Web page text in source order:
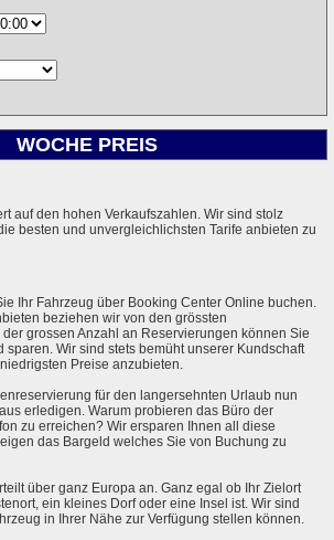
WOCHE PREIS
auf den hohen Verkaufszahlen. Wir sind stolz
besten und unvergleichlichsten Tarife anbieten zu
Ihr Fahrzeug über Booking Center Online buchen.
beziehen wir von den grössten
grossen Anzahl an Reservierungen können Sie
sparen. Wir sind stets bemüht unserer Kundschaft
Preise anzubieten.
für den langersehnten Urlaub nun
erledigen. Warum probieren das Büro der
zu erreichen? Wir ersparen Ihnen all diese
das Bargeld welches Sie von Buchung zu
über ganz Europa an. Ganz egal ob Ihr Zielort
ein kleines Dorf oder eine Insel ist. Wir sind
in Ihrer Nähe zur Verfügung stellen können.